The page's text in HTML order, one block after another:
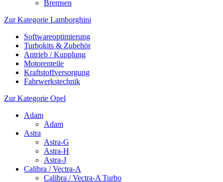
Bremsen
Zur Kategorie Lamborghini
Softwareoptimierung
Turbokits & Zubehör
Antrieb / Kupplung
Motorenteile
Kraftstoffversorgung
Fahrwerkstechnik
Zur Kategorie Opel
Adam
Adam
Astra
Astra-G
Astra-H
Astra-J
Calibra / Vectra-A
Calibra / Vectra-A Turbo